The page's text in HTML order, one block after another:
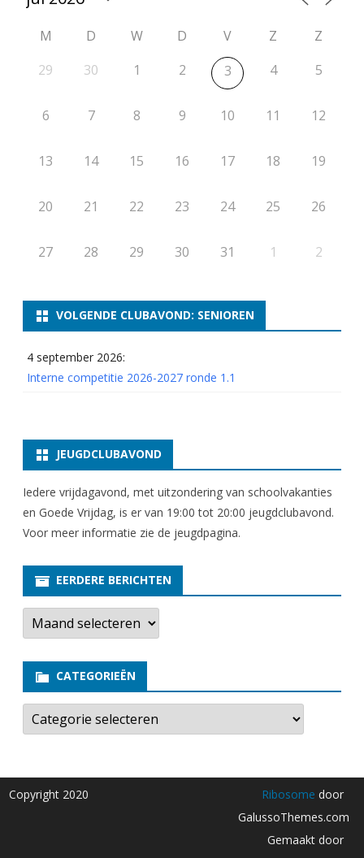
M D W D V Z
Z
29
30 1 2 3 4 5
6 7 8 9 10 11 12
13 14 15 16 17 18 19
20 21 22 23 24 25 26
27 28 29 30 31 1 2
VOLGENDE CLUBAVOND: SENIOREN
4 september 2026:
Interne competitie 2026-2027 ronde 1.1
JEUGDCLUBAVOND
Iedere vrijdagavond, met uitzondering van schoolvakanties
en Goede Vrijdag, is er van 19:00 tot 20:00 jeugdclubavond.
Voor meer informatie zie de jeugdpagina.
EERDERE BERICHTEN
E
r
e
e
b
r
t
e
CATEGORIEËN
C
t
o
r
i
Copyright 2020 Ribosome door
GalussoThemes.com
Gemaakt door